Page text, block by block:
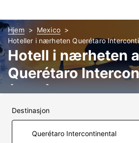
Hjem
Mexico
Hoteller i nærheten Querétaro
Hotell i nærheten
Querétaro
(QRO)
Destinasjon